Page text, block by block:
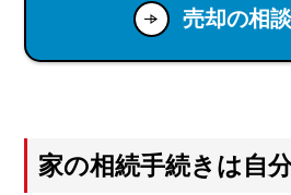
売却の相
家の相続手続きは自